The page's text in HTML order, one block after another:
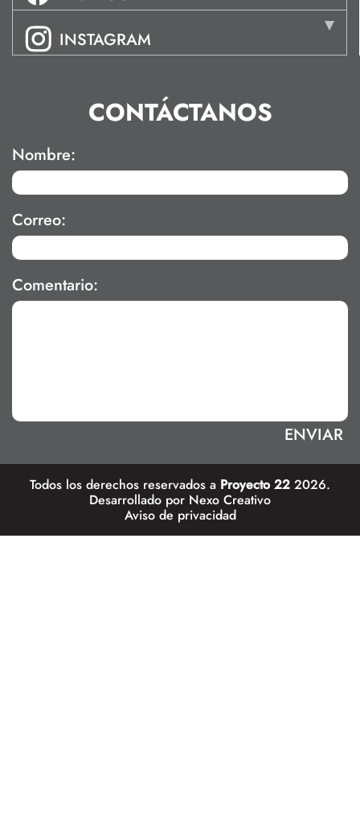
INSTAGRAM
CONTÁCTANOS
Nombre:
Correo:
Comentario:
Todos los derechos reservados a Proyecto 22 2026.
Desarrollado por Nexo Creativo
Aviso de privacidad